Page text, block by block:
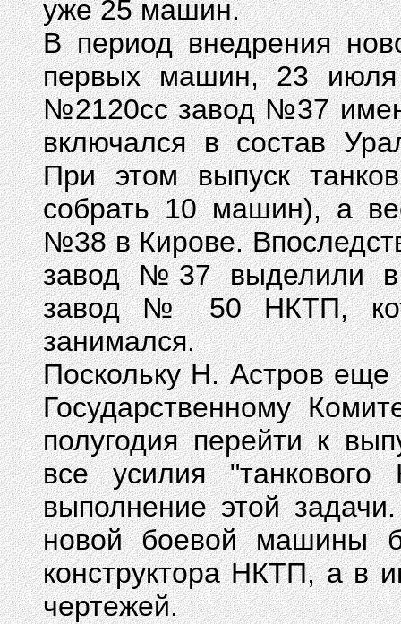
уже 25 машин.
В период внедрения
первых машин, 23 июля
№2120сс завод №37
включался в состав
При этом выпуск
собрать 10 машин), а
№38 в Кирове.
завод №37 выделили в
завод № 50 НКТП,
занимался.
Поскольку Н. Астров
Государственному
полугодия перейти к
все усилия
выполнение этой
новой боевой машины
конструктора НКТП, а в
чертежей.